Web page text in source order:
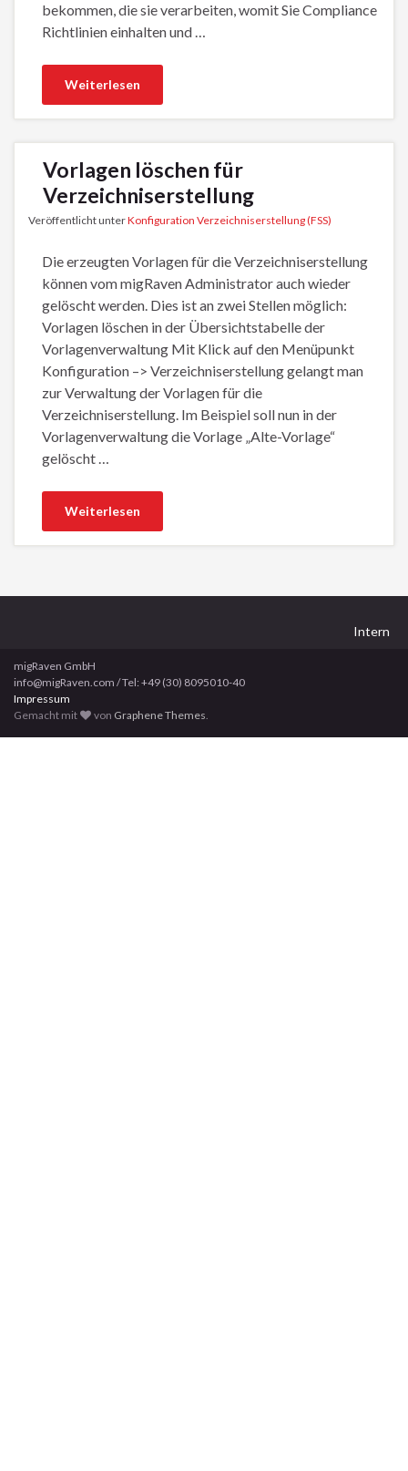
bekommen, die sie verarbeiten, womit Sie Compliance
Richtlinien einhalten und …
Weiterlesen
Vorlagen löschen für
Verzeichniserstellung
Veröffentlicht unterKonfiguration Verzeichniserstellung (FSS)
Die erzeugten Vorlagen für die Verzeichniserstellung
können vom migRaven Administrator auch wieder
gelöscht werden. Dies ist an zwei Stellen möglich:
Vorlagen löschen in der Übersichtstabelle der
Vorlagenverwaltung Mit Klick auf den Menüpunkt
Konfiguration –> Verzeichniserstellung gelangt man
zur Verwaltung der Vorlagen für die
Verzeichniserstellung. Im Beispiel soll nun in der
Vorlagenverwaltung die Vorlage „Alte-Vorlage“
gelöscht …
Weiterlesen
Intern
migRaven GmbH
info@migRaven.com / Tel: +49 (30) 8095010-40
Impressum
Gemacht mit
von Graphene Themes